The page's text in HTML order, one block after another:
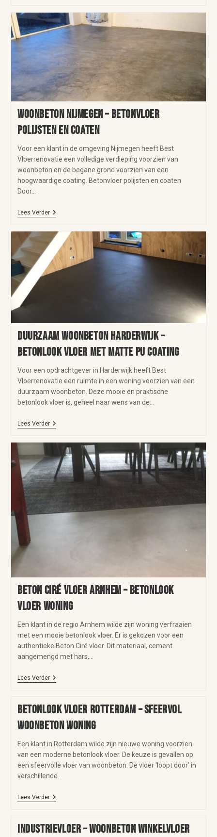
Woonbeton Nijmegen – Betonvloer
polijsten en coaten
Voor een klant in de omgeving Nijmegen heeft Best
Vloerrenovatie een volledige verdieping voorzien van
woonbeton en de begane grond voorzien van een
hoogwaardige coating. Betonvloer polijsten en coaten
Door…
Lees Verder
Duurzaam woonbeton Harderwijk –
betonlook vloer met matte PU coating
Voor een opdrachtgever in Harderwijk heeft Best
Vloerrenovatie een ruimte in een woning voorzien van een
duurzaam woonbeton. Deze mooie en praktische
betonlook vloer is, geheel naar wens van de…
Lees Verder
Beton Ciré vloer Arnhem – betonlook
vloer woning
Een klant in de regio Arnhem wilde zijn woning verfraaien
met een mooie betonlook vloer. Er is gekozen voor een
authentieke Beton Ciré vloer. Dit materiaal, cement
aangemengd met hars,…
Lees Verder
Betonlook vloer Rotterdam – sfeervol
woonbeton woning
Een klant in Rotterdam wilde zijn nieuwe woning voorzien
van een moderne betonlook vloer. De keuze is gevallen op
een sfeervolle vloer van woonbeton. De vloer ‘loopt door’ in
verschillende…
Lees Verder
Industrievloer – woonbeton winkelvloer